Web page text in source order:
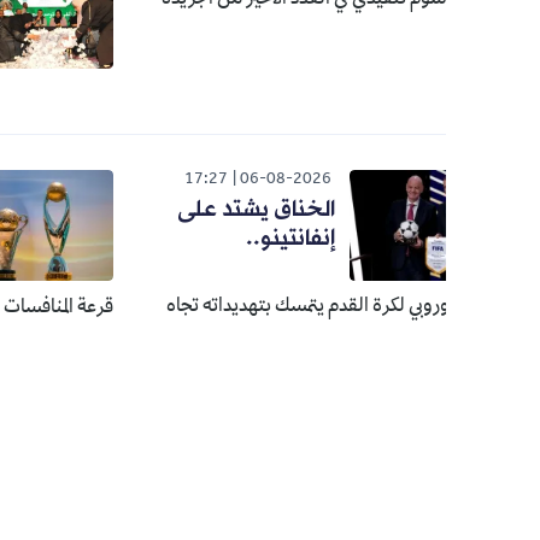
هذا
الحج
06-08-2026
17:27
الخناق يشتد على
إنفانتينو..
لكرة القدم يتمسك بتهديداته تجاه قرعة المنافسات الإفريقية لموسم 2026-